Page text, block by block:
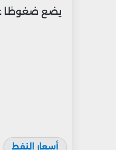
يضع ضغوطًا
أسعار النفط